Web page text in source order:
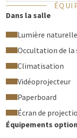
Système de
Blocs-notes,
Eau dans la
journée entière.
Dans la salle
Lumière naturelle
Occultation de la
Climatisation
Vidéoprojecteur
Paperboard
Écran de
Équipements